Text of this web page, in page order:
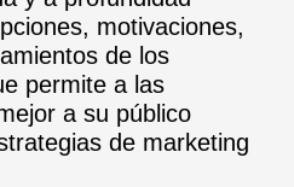
motivaciones,
de los
permite a las
a su público
de marketing